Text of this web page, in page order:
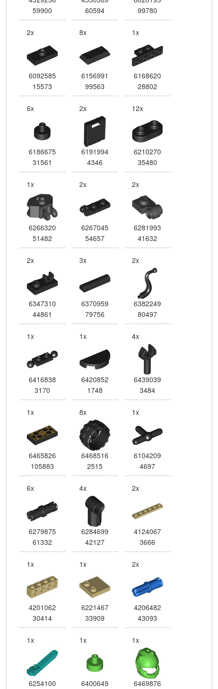
59900
60594
99780
2x
6092585
15573
8x
6156991
99563
1x
6168620
28802
6x
6186675
31561
2x
6191994
4346
12x
6210270
35480
1x
6266320
51482
2x
6267045
54657
2x
6281993
41632
2x
6347310
44861
3x
6370959
79756
2x
6382249
80497
1x
6416838
3170
1x
6420852
1748
4x
6439039
3484
1x
6465826
105883
8x
6468516
2515
1x
6104209
4697
6x
6279875
61332
4x
6284699
42127
2x
4124067
3666
1x
4201062
30414
1x
6221467
33909
2x
4206482
43093
1x
6254100
1x
6400649
1x
6469876